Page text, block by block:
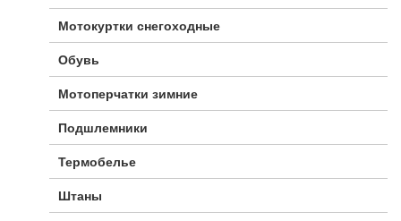
Мотокуртки снегоходные
Обувь
Мотоперчатки зимние
Подшлемники
Термобелье
Штаны